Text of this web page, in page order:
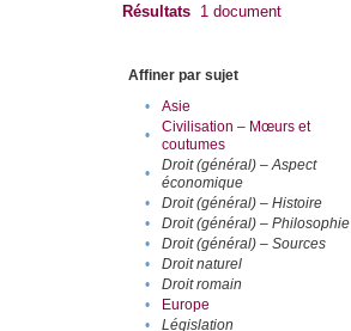
Résultats 1 document
Affiner par sujet
•
Asie
•
Civilisation – Mœurs et
coutumes
•
Droit (général) – Aspect
économique
• Droit (général) – Histoire
•
Droit (général) – Philosophie
•
Droit (général) – Sources
•
Droit naturel
•
Droit romain
•
Europe
•
Législation